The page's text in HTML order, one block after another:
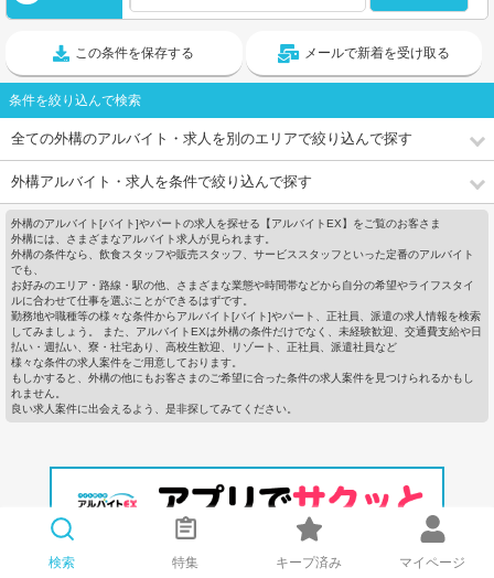
この条件を保存する メールで新着を受け取る
条件を絞り込んで検索
全ての外構のアルバイト・求人を別のエリアで絞り込んで探す
外構アルバイト・求人を条件で絞り込んで探す
外構のアルバイト[バイト]やパートの求人を探せる【アルバイトEX】をご覧のお客さま
外構には、さまざまなアルバイト求人が見られます。
外構の条件なら、飲食スタッフや販売スタッフ、サービススタッフといった定番のアルバイト
でも、
お好みのエリア・路線・駅の他、さまざまな業態や時間帯などから自分の希望やライフスタイ
ルに合わせて仕事を選ぶことができるはずです。
勤務地や職種等の様々な条件からアルバイト[バイト]やパート、正社員、派遣の求人情報を検索
してみましょう。 また、アルバイトEXは外構の条件だけでなく、未経験歓迎、交通費支給や日
払い・週払い、寮・社宅あり、高校生歓迎、リゾート、正社員、派遣社員など
様々な条件の求人案件をご用意しております。
もしかすると、外構の他にもお客さまのご希望に合った条件の求人案件を見つけられるかもし
れません。
良い求人案件に出会えるよう、是非探してみてください。
検索 特集 キープ済み マイページ